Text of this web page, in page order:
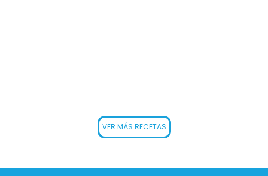
VER MÁS RECETAS